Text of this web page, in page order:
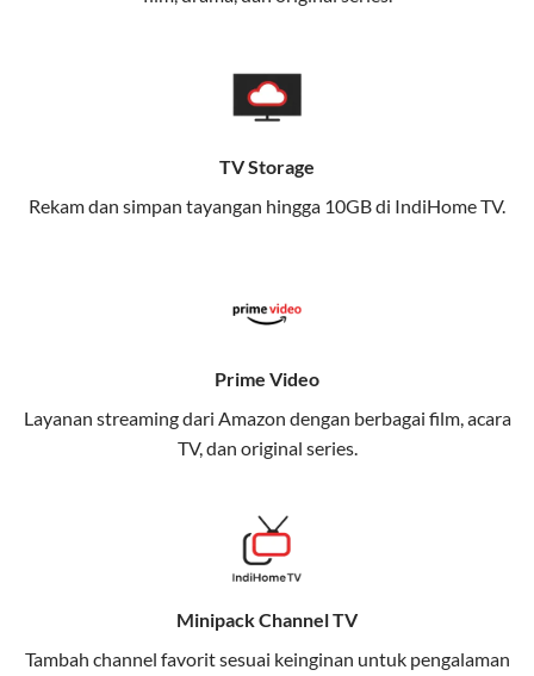
memungkinkan Anda menikmati internet cepat baik
Dengan Telkomsel One, Anda tidak terikat pada satu
teknologi jaringan tertentu, sehingga bisa menikmati
fleksibilitas dan kenyamanan maksimal.
Keunggulan Telkomsel One
streaming, gaming, dan bekerja dari rumah.
Memudahkan Anda dalam mengelola jaringan dan
meningkatkan keamanan.
Bagikan kuota internet hingga 30 GB dengan anggota
keluarga atau teman secara praktis.
One Bill System
Tagihan internet rumah dan kuota keluarga digabung
TV Storage
Rekam dan simpan tayangan hingga 10GB di IndiHome TV.
Prime Video
Layanan streaming dari Amazon dengan berbagai film, acara
TV, dan original series.
Minipack Channel TV
Tambah channel favorit sesuai keinginan untuk pengalaman